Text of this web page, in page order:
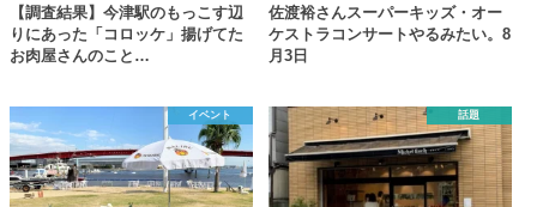
【調査結果】今津駅のもっこす辺
りにあった「コロッケ」揚げてた
お肉屋さんのこと…
佐渡裕さんスーパーキッズ・オー
ケストラコンサートやるみたい。8
月3日
イベント 話題